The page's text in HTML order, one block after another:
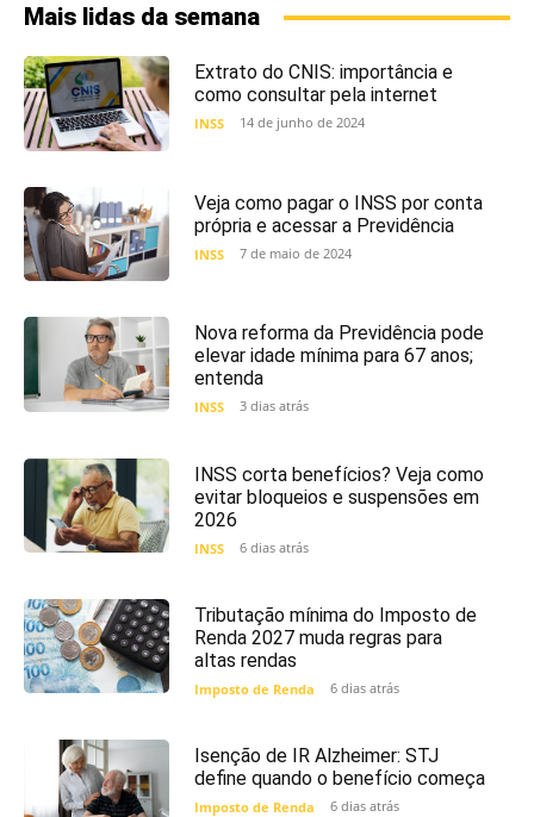
Mais lidas da semana
Extrato do CNIS: importância e
como consultar pela internet
INSS 14 de junho de 2024
Veja como pagar o INSS por conta
própria e acessar a Previdência
INSS 7 de maio de 2024
Nova reforma da Previdência pode
elevar idade mínima para 67 anos;
entenda
INSS 3 dias atrás
INSS corta benefícios? Veja como
evitar bloqueios e suspensões em
2026
INSS 6 dias atrás
Tributação mínima do Imposto de
Renda 2027 muda regras para
altas rendas
Imposto de Renda 6 dias atrás
Isenção de IR Alzheimer: STJ
define quando o benefício começa
Imposto de Renda 6 dias atrás